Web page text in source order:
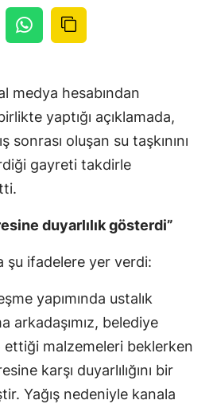
medya hesabından
yaptığı açıklamada,
sonrası oluşan su taşkınını
gayreti takdirle
duyarlılık gösterdi”
şu ifadelere yer verdi:
yapımında ustalık
arkadaşımız, belediye
malzemeleri beklerken
karşı duyarlılığını bir
Yağış nedeniyle kanala